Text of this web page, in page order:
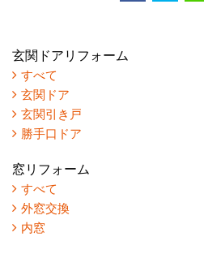
玄関ドアリフォーム
すべて
玄関ドア
玄関引き戸
勝手口ドア
窓リフォーム
すべて
外窓交換
内窓